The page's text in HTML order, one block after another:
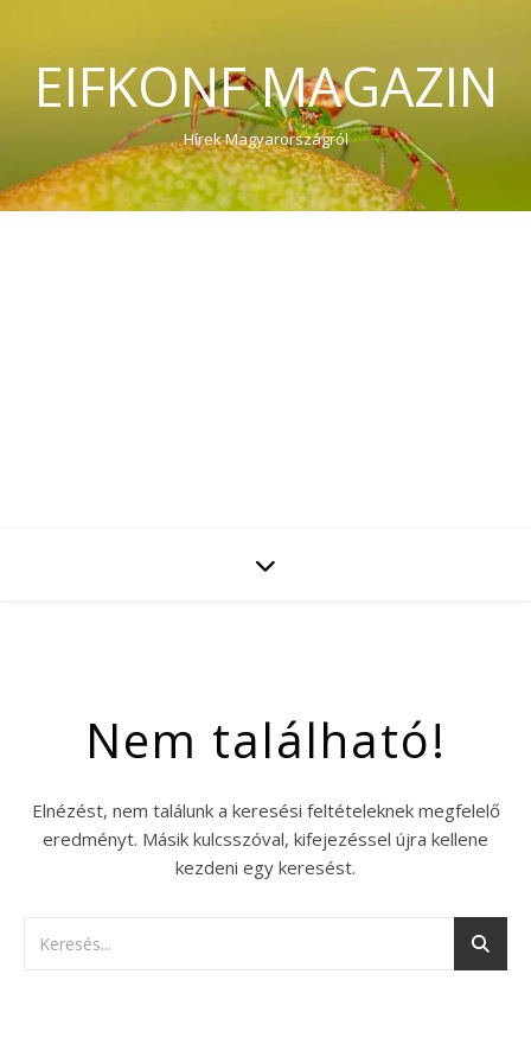
EIFKONF MAGAZIN
Hírek Magyarországról
Nem található!
Elnézést, nem találunk a keresési feltételeknek megfelelő
eredményt. Másik kulcsszóval, kifejezéssel újra kellene
kezdeni egy keresést.